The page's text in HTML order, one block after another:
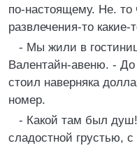
по-настоящему. Не. то
развлечения-то какие-
- Мы жили в
Валентайн-авеню. -
стоил наверняка
номер.
- Какой там был
сладостной грустью,